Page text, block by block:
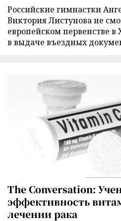
Российские гимнастки
Виктория Листунова не
европейском первенстве в
в выдаче въездных
The Conversation:
эффективность
лечении рака